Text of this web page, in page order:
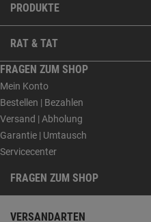
PRODUKTE
RAT & TAT
FRAGEN ZUM SHOP
Mein Konto
Bestellen | Bezahlen
Versand | Abholung
Garantie | Umtausch
Servicecenter
FRAGEN ZUM SHOP
VERSANDARTEN